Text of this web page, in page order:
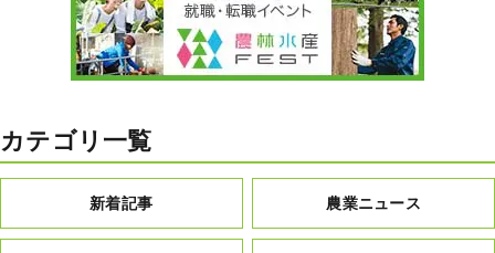
カテゴリ一覧
新着記事 農業ニュース